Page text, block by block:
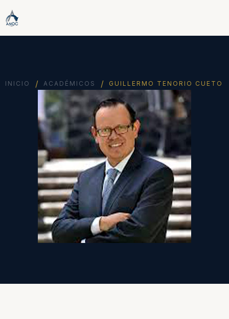
INICIO / ACADÉMICOS / GUILLERMO TENORIO CUETO